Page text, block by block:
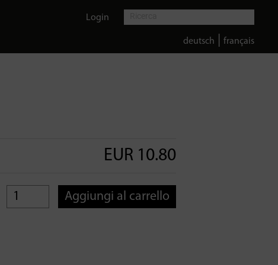
Login
deutsch français
EUR 10.80
Aggiungi al carrello